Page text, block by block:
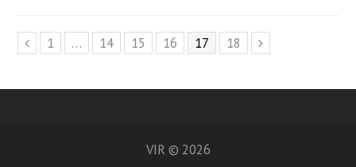
Previous
Page
1 … Page
14 Page
15 Page
16 Page
17 Page
18
VIR © 2026